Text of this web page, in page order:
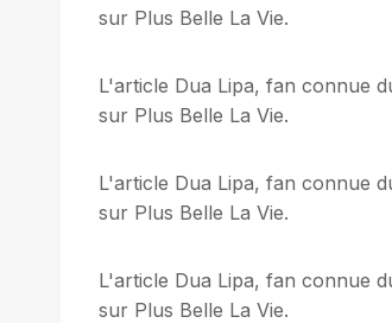
sur Plus Belle La Vie.
L'article Dua Lipa, fan connue
sur Plus Belle La Vie.
L'article Dua Lipa, fan connue
sur Plus Belle La Vie.
L'article Dua Lipa, fan connue
sur Plus Belle La Vie.